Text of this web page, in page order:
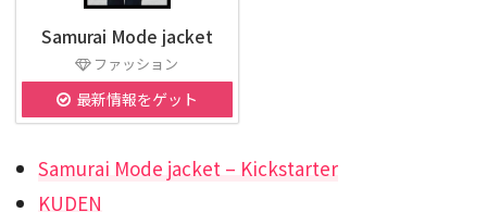
Samurai Mode jacket
ファッション
最新情報をゲット
Samurai Mode jacket – Kickstarter
KUDEN